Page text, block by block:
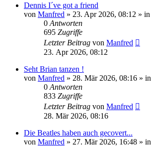
Dennis I´ve got a friend
von Manfred » 23. Apr 2026, 08:12 » in
0 Antworten
695 Zugriffe
Letzter Beitrag von Manfred
23. Apr 2026, 08:12
Seht Brian tanzen !
von Manfred » 28. Mär 2026, 08:16 » in
0 Antworten
833 Zugriffe
Letzter Beitrag von Manfred
28. Mär 2026, 08:16
Die Beatles haben auch gecovert...
von Manfred » 27. Mär 2026, 16:48 » in